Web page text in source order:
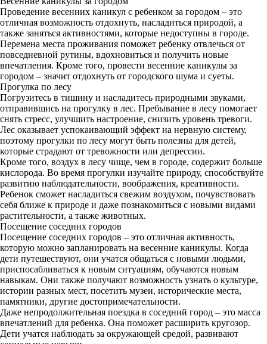
Проведение весенних каникул с ребенком за городом – это
отличная возможность отдохнуть, насладиться природой, а
также заняться активностями, которые недоступны в городе.
Перемена места проживания поможет ребенку отвлечься от
повседневной рутины, вдохновиться и получить новые
впечатления. Кроме того, провести весенние каникулы за
городом – значит отдохнуть от городского шума и суеты.
Прогулка по лесу
Погрузитесь в тишину и насладитесь природными звуками,
отправившись на прогулку в лес. Пребывание в лесу помогает
снять стресс, улучшить настроение, снизить уровень тревоги.
Лес оказывает успокаивающий эффект на нервную систему,
поэтому прогулки по лесу могут быть полезны для детей,
которые страдают от тревожности или депрессии.
Кроме того, воздух в лесу чище, чем в городе, содержит больше
кислорода. Во время прогулки изучайте природу, способствуйте
развитию наблюдательности, воображения, креативности.
Ребенок сможет насладиться свежим воздухом, почувствовать
себя ближе к природе и даже познакомиться с новыми видами
растительности, а также животных.
Посещение соседних городов
Посещение соседних городов – это отличная активность,
которую можно запланировать на весенние каникулы. Когда
дети путешествуют, они учатся общаться с новыми людьми,
приспосабливаться к новым ситуациям, обучаются новым
навыкам. Они также получают возможность узнать о культуре,
истории разных мест, посетить музеи, исторические места,
памятники, другие достопримечательности.
Даже непродолжительная поездка в соседний город – это масса
впечатлений для ребенка. Она поможет расширить кругозор.
Дети учатся наблюдать за окружающей средой, развивают